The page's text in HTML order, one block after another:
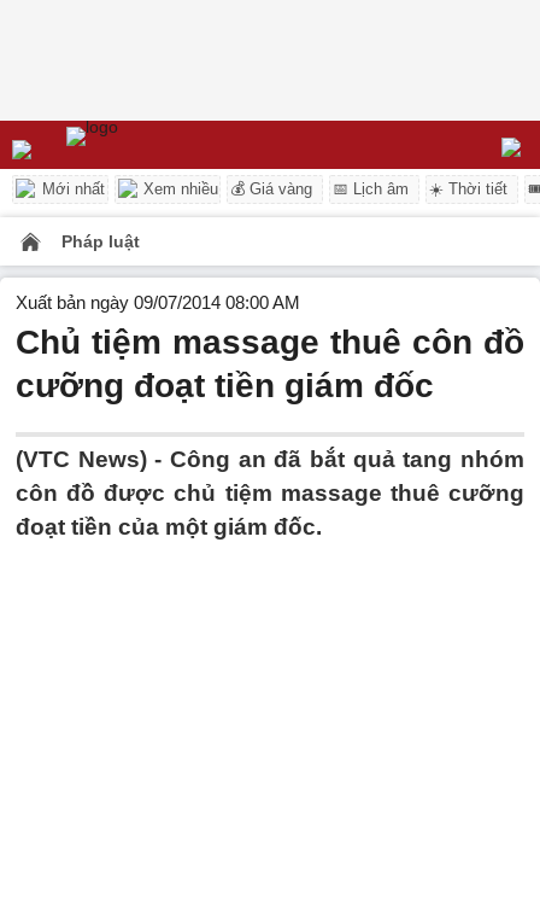
Mới nhất Xem nhiều 💰 Giá vàng 📅 Lịch âm ☀️ Thời tiết
Pháp luật
Xuất bản ngày 09/07/2014 08:00 AM
Chủ tiệm massage thuê côn đồ
cưỡng đoạt tiền giám đốc
(VTC News) - Công an đã bắt quả tang nhóm
côn đồ được chủ tiệm massage thuê cưỡng
đoạt tiền của một giám đốc.